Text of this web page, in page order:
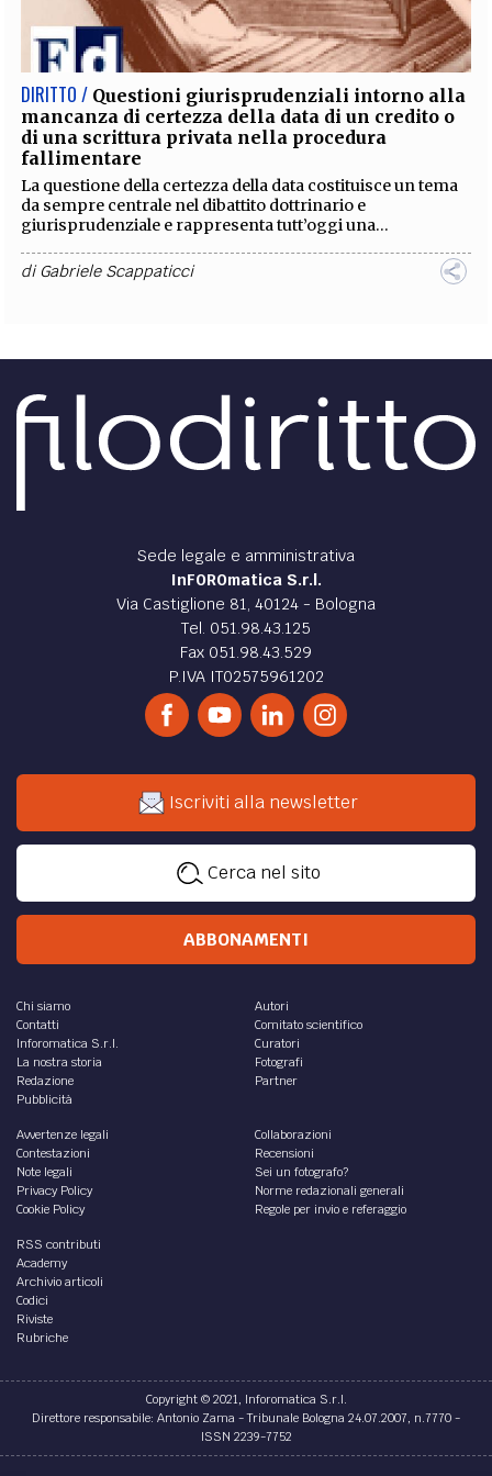
EXTRA
CODICI RUBRICHE LIBRI PROCEEDINGS PUBBLICITÀ CONTATTI
SOCIAL MEDIA
DIRITTO / Questioni giurisprudenziali intorno alla
mancanza di certezza della data di un credito o
di una scrittura privata nella procedura
fallimentare
La questione della certezza della data costituisce un tema
da sempre centrale nel dibattito dottrinario e
giurisprudenziale e rappresenta tutt’oggi una...
diGabriele Scappaticci
Sede legale e amministrativa
InFOROmatica S.r.l.
Via Castiglione 81, 40124 - Bologna
Tel. 051.98.43.125
Fax 051.98.43.529
P.IVA IT02575961202
Iscriviti alla newsletter
Cerca nel sito
ABBONAMENTI
Chi siamo
Contatti
Inforomatica S.r.l.
La nostra storia
Redazione
Pubblicità
Autori
Comitato scientifico
Curatori
Fotografi
Partner
Avvertenze legali
Contestazioni
Note legali
Privacy Policy
Cookie Policy
Collaborazioni
Recensioni
Sei un fotografo?
Norme redazionali generali
Regole per invio e referaggio
RSS contributi
Academy
Archivio articoli
Codici
Riviste
Rubriche
Copyright © 2021, Inforomatica S.r.l.
Direttore responsabile: Antonio Zama - Tribunale Bologna 24.07.2007, n.7770 -
ISSN 2239-7752